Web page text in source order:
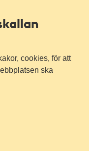
cookies, för att
ska